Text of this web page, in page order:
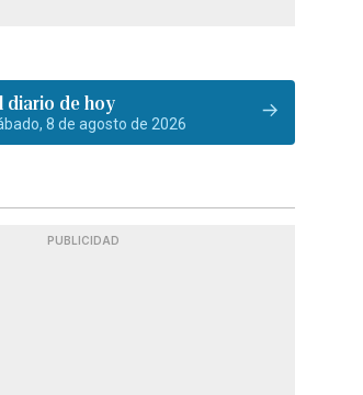
diario de hoy
8 de agosto de 2026
PUBLICIDAD